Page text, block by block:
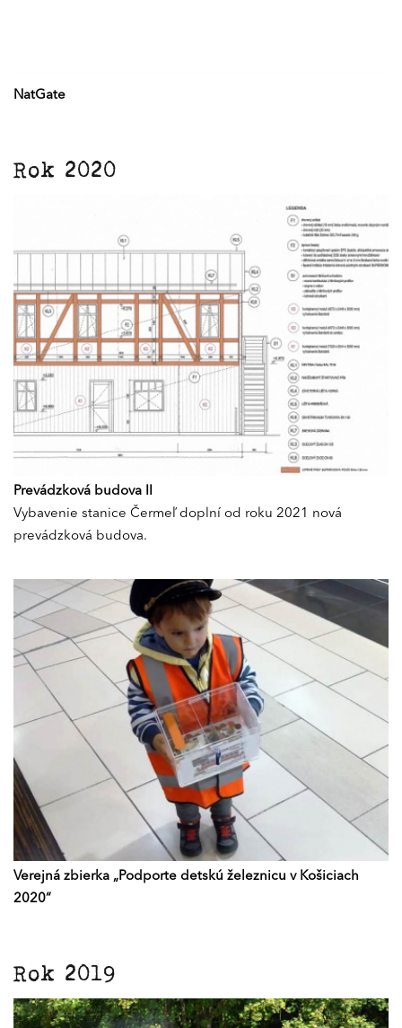
NatGate
Rok 2020
Prevádzková budova II
Vybavenie stanice Čermeľ doplní od roku 2021 nová
prevádzková budova.
Verejná zbierka „Podporte detskú železnicu v Košiciach
2020“
Rok 2019